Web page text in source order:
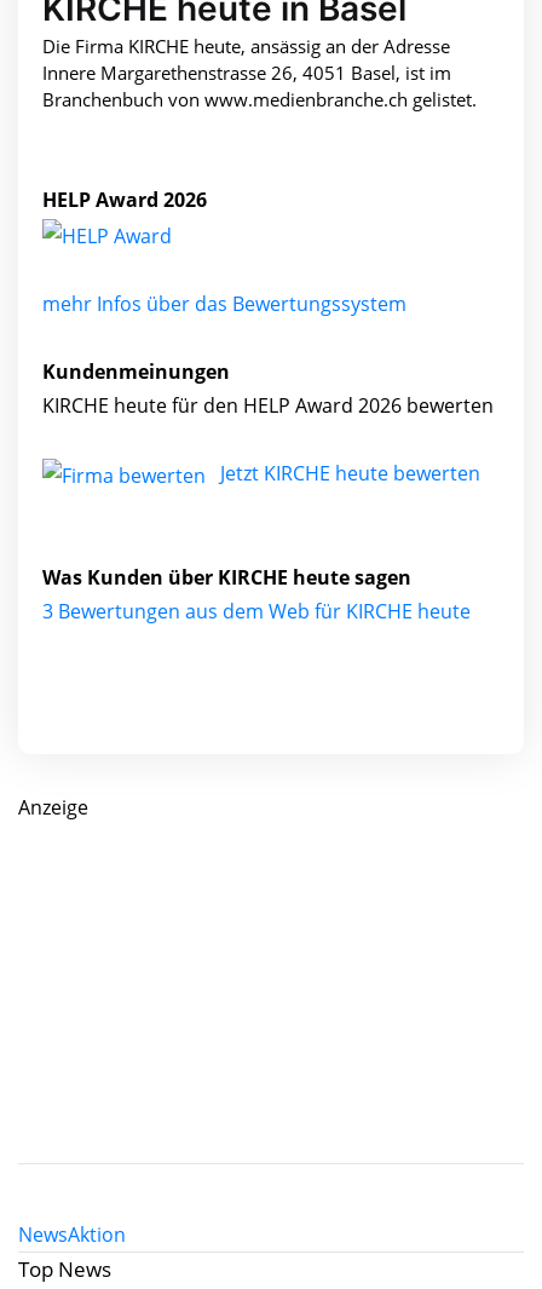
KIRCHE heute in Basel
Die Firma KIRCHE heute, ansässig an der Adresse
Innere Margarethenstrasse 26, 4051 Basel, ist im
Branchenbuch von www.medienbranche.ch gelistet.
HELP Award 2026
mehr Infos über das Bewertungssystem
Kundenmeinungen
KIRCHE heute für den HELP Award 2026 bewerten
Jetzt KIRCHE heute bewerten
Was Kunden über KIRCHE heute sagen
3 Bewertungen aus dem Web für KIRCHE heute
Anzeige
NewsAktion
Top News